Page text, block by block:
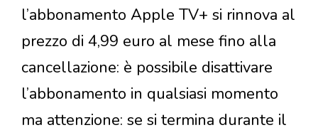
l’abbonamento Apple TV+ si rinnova al
prezzo di 4,99 euro al mese fino alla
cancellazione: è possibile disattivare
l’abbonamento in qualsiasi momento
ma attenzione: se si termina durante il